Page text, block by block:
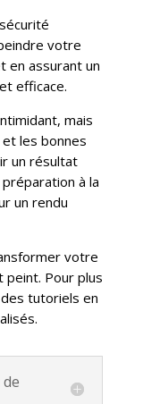
votre
en assurant un
efficace.
mais
les bonnes
un résultat
à la
un rendu
votre
peint. Pour plus
tutoriels en